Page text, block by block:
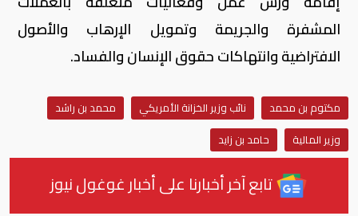
المشفرة والجريمة وتمويل الإرهاب والأصول
الافتراضية وانتهاكات حقوق الإنسان والفساد.
مكتوم بن محمد نائب وزير الخزانة الأمريكي
محمد بن راشد
وزير المالية
حامد بن زايد
تابع آخر أخبارنا على أخبار غوغول نيوز